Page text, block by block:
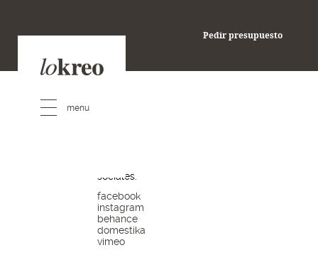
Pedir presupuesto
sociales.
facebook
instagram
behance
domestika
vimeo